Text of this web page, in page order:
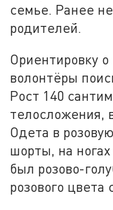
семье. Ранее
родителей.
Ориентировку
волонтёры
Рост 140
телосложения,
Одета в
шорты, на
был розово-
розового цвета